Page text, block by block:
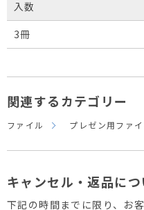
入数
3冊
関連するカテゴリー
ファイル プレゼン用ファ
キャンセル・返品につ
下記の時間までに限り、お